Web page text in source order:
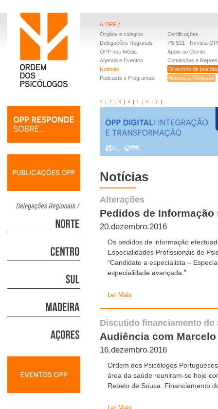
Órgãos e colégios
Delegações Regionais
OPP nos Média
Agenda e Eventos
Notícias
Podcasts e Programas
Certificações
PSIS21 - Revista
Apoio ao Cliente
Comissões e
Directório de
Acesso à Profissão
1 2 3 4 5 6 7
Notícias
Alterações
Pedidos de
20.dezembro.2016
Os pedidos de informação
Especialidades Profissionais de
“Candidato a especialista –
especialidade avançada.”
Ler Mais
Discutido financiamento do
Audiência com
16.dezembro.2016
Ordem dos Psicólogos
área da saúde reuniram-se hoje
Rebelo de Sousa. Financiamento
Ler Mais